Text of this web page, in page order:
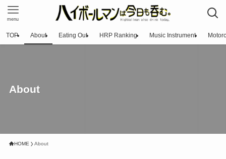
menu
TOP About Eating Out HRP Ranking Music Instrument
About
HOME About